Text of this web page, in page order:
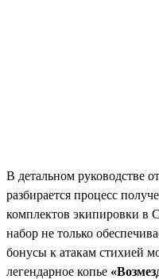
В детальном руководстве
разбирается процесс
комплектов экипировки в
набор не только
бонусы к атакам стихией
легендарное копье